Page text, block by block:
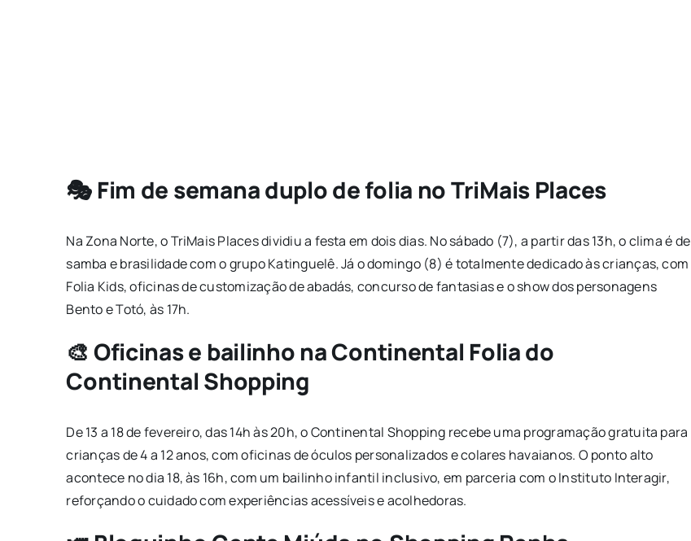
🎭 Fim de semana duplo de folia no TriMais Places
Na Zona Norte, o TriMais Places dividiu a festa em dois dias. No sábado (7), a partir das 13h, o clima é de
samba e brasilidade com o grupo Katinguelê. Já o domingo (8) é totalmente dedicado às crianças, com
Folia Kids, oficinas de customização de abadás, concurso de fantasias e o show dos personagens
Bento e Totó, às 17h.
🎨 Oficinas e bailinho na Continental Folia do
Continental Shopping
De 13 a 18 de fevereiro, das 14h às 20h, o Continental Shopping recebe uma programação gratuita para
crianças de 4 a 12 anos, com oficinas de óculos personalizados e colares havaianos. O ponto alto
acontece no dia 18, às 16h, com um bailinho infantil inclusivo, em parceria com o Instituto Interagir,
reforçando o cuidado com experiências acessíveis e acolhedoras.